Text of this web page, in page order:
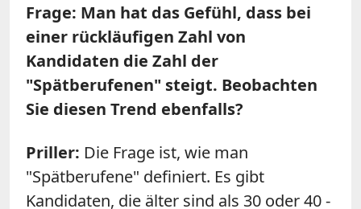
Frage: Man hat das Gefühl, dass bei
einer rückläufigen Zahl von
Kandidaten die Zahl der
"Spätberufenen" steigt. Beobachten
Sie diesen Trend ebenfalls?
Priller: Die Frage ist, wie man
"Spätberufene" definiert. Es gibt
Kandidaten, die älter sind als 30 oder 40 -